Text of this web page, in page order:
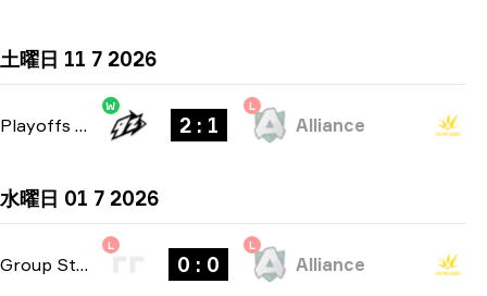
土曜日 11 7 2026
Playoffs bo3
W
2 : 1
L
Alliance
水曜日 01 7 2026
Group Stage
L
0 : 0
L
Alliance